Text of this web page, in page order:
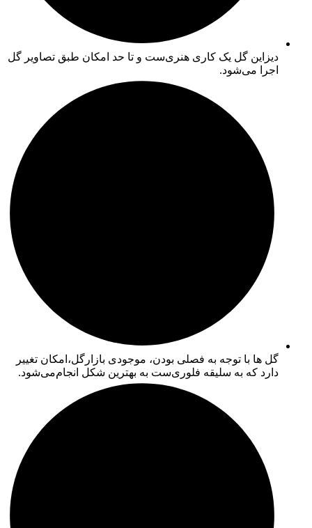
دیزاین گل یک کاری هنری‌ست و تا حد امکان طبق تصاویر گل
اجرا می‌شود.
گل ها با توجه به فصلی بودن، موجودی بازارگل،امکان تغییر
دارد که به سلیقه فلوری‌ست به بهترین شکل انجام‌می‌شود.